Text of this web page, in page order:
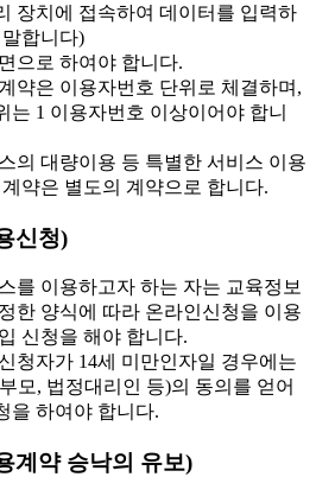
장치에 접속하여 데이터를 입력하
합니다)
으로 하여야 합니다.
약은 이용자번호 단위로 체결하며,
는 1 이용자번호 이상이어야 합니
의 대량이용 등 특별한 서비스 이용
약은 별도의 계약으로 합니다.
신청)
를 이용하고자 하는 자는 교육정보
한 양식에 따라 온라인신청을 이용
신청을 해야 합니다.
청자가 14세 미만인자일 경우에는
모, 법정대리인 등)의 동의를 얻어
을 하여야 합니다.
계약 승낙의 유보)